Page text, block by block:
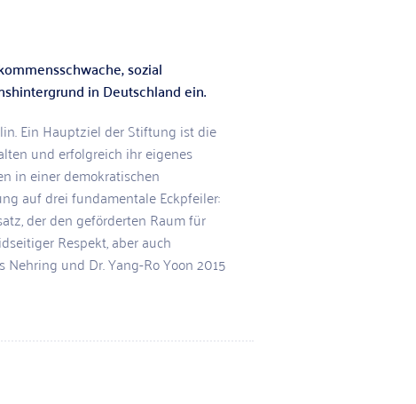
sozial
in Deutschland ein.
Ein Hauptziel der Stiftung ist die
und erfolgreich ihr eigenes
in einer demokratischen
auf drei fundamentale Eckpfeiler:
der den geförderten Raum für
Respekt, aber auch
und Dr. Yang-Ro Yoon 2015